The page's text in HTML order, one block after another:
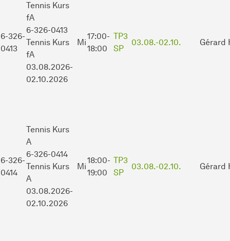
6-326-
0413
Tennis Kurs
fA
6-326-0413
Tennis Kurs
fA
03.08.2026-
02.10.2026
Mi
17:00-
18:00
TP3
SP
03.08.-02.10. Gérard
6-326-
0414
Tennis Kurs
A
6-326-0414
Tennis Kurs
A
03.08.2026-
02.10.2026
Mi
18:00-
19:00
TP3
SP
03.08.-02.10. Gérard